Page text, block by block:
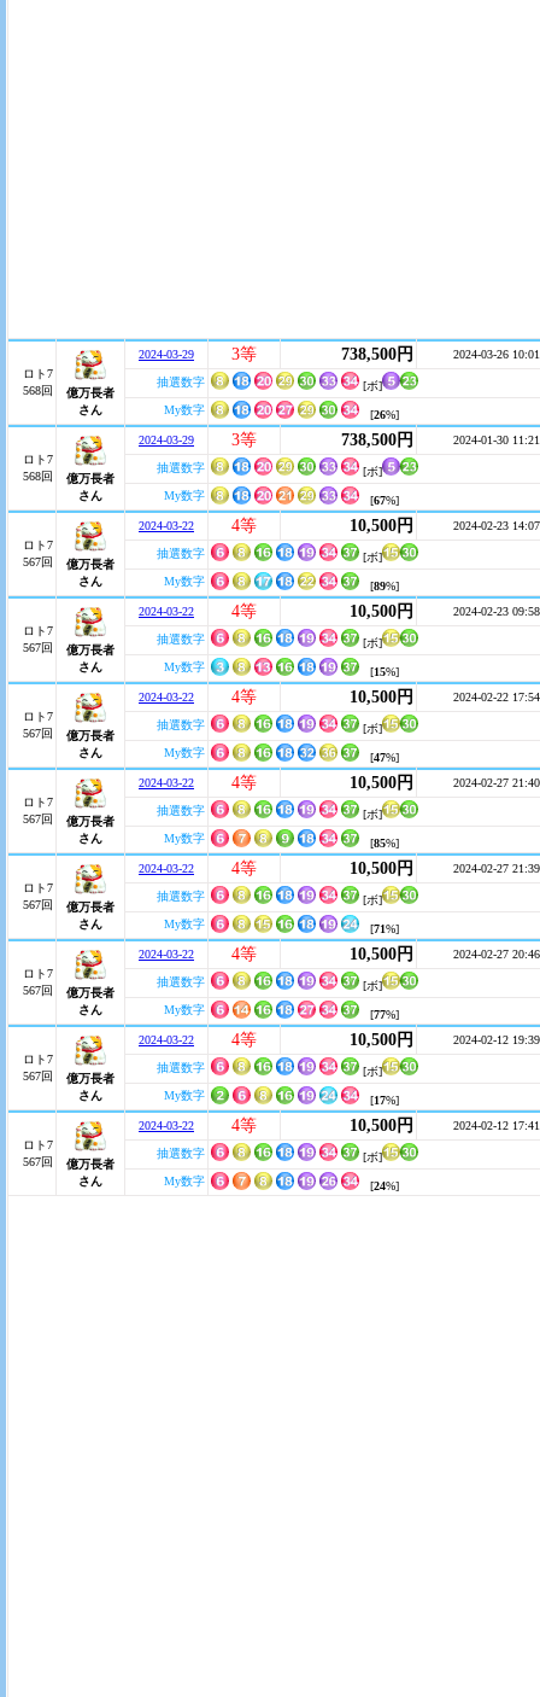
ロト7
568回
億万長者
さん
2024-03-29 3等 738,500円 2024-03-26 10:01
抽選数字
[ボ]
My数字
[26%]
ロト7
568回
億万長者
さん
2024-03-29 3等 738,500円 2024-01-30 11:21
抽選数字
[ボ]
My数字
[67%]
ロト7
567回
億万長者
さん
2024-03-22 4等 10,500円 2024-02-23 14:07
抽選数字
[ボ]
My数字
[89%]
ロト7
567回
億万長者
さん
2024-03-22 4等 10,500円 2024-02-23 09:58
抽選数字
[ボ]
My数字
[15%]
ロト7
567回
億万長者
さん
2024-03-22 4等 10,500円 2024-02-22 17:54
抽選数字
[ボ]
My数字
[47%]
ロト7
567回
億万長者
さん
2024-03-22 4等 10,500円 2024-02-27 21:40
抽選数字
[ボ]
My数字
[85%]
ロト7
567回
億万長者
さん
2024-03-22 4等 10,500円 2024-02-27 21:39
抽選数字
[ボ]
My数字
[71%]
ロト7
567回
億万長者
さん
2024-03-22 4等 10,500円 2024-02-27 20:46
抽選数字
[ボ]
My数字
[77%]
ロト7
567回
億万長者
さん
2024-03-22 4等 10,500円 2024-02-12 19:39
抽選数字
[ボ]
My数字
[17%]
ロト7
567回
億万長者
さん
2024-03-22 4等 10,500円 2024-02-12 17:41
抽選数字
[ボ]
My数字
[24%]